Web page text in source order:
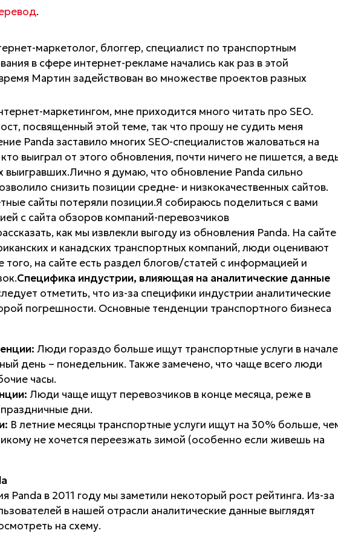
.
маркетолог, блоггер, специалист по транспортным
в сфере интернет-рекламе начались как раз в этой
Мартин задействован во множестве проектов разных
маркетингом, мне приходится много читать про SEO.
посвященный этой теме, так что прошу не судить меня
Panda заставило многих SEO-специалистов жаловаться на
выиграл от этого обновления, почти ничего не пишется, а
выигравших.Лично я думаю, что обновление Panda сильно
снизить позиции средне- и низкокачественных сайтов.
сайты потеряли позиции.Я собираюсь поделиться с вами
с сайта обзоров компаний-перевозчиков
как мы извлекли выгоду из обновления Panda. На сайте
и канадских транспортных компаний, люди оценивают
на сайте есть раздел блогов/статей с информацией и
Специфика индустрии, влияющая на аналитические данные
отметить, что из-за специфики индустрии аналитические
погрешности. Основные тенденции транспортного бизнеса
Люди гораздо больше ищут транспортные услуги в начале
день – понедельник. Также замечено, что чаще всего люди
часы.
Люди чаще ищут перевозчиков в конце месяца, реже в
дни.
В летние месяцы транспортные услуги ищут на 30% больше,
не хочется переезжать зимой (особенно если живешь на
Panda в 2011 году мы заметили некоторый рост рейтинга. Из-за
в нашей отрасли аналитические данные выглядят
на схему.